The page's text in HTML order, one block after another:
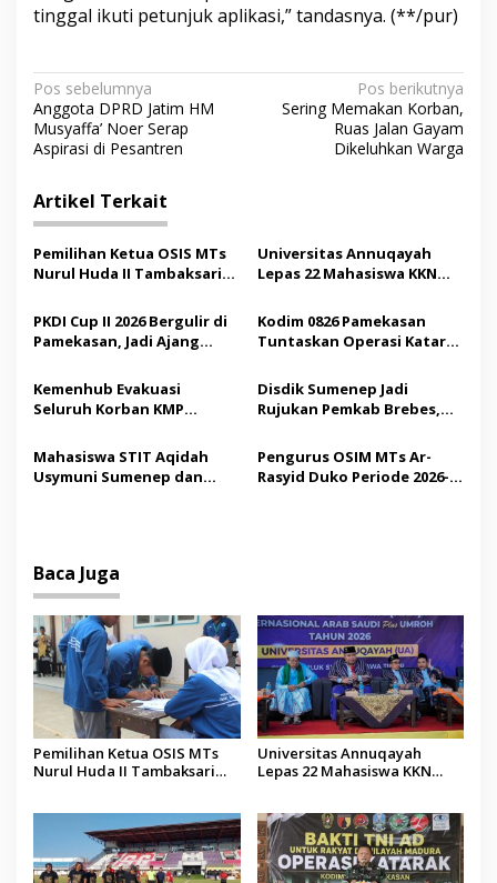
tinggal ikuti petunjuk aplikasi,” tandasnya. (**/pur)
N
a
v
i
g
a
s
i
p
o
s
Pos sebelumnya
Anggota DPRD Jatim HM
Musyaffa’ Noer Serap
Aspirasi di Pesantren
Pos berikutnya
Sering Memakan Korban,
Ruas Jalan Gayam
Dikeluhkan Warga
Artikel Terkait
Pemilihan Ketua OSIS MTs
Nurul Huda II Tambaksari
Demokrasi bagi Siswa
Universitas Annuqayah
Lepas 22 Mahasiswa KKN
Saudi
PKDI Cup II 2026 Bergulir di
Pamekasan, Jadi Ajang
Madura
Kodim 0826 Pamekasan
Tuntaskan Operasi Katarak
Tindakan Medis
Kemenhub Evakuasi
Seluruh Korban KMP
Operator Diaudit
Disdik Sumenep Jadi
Rujukan Pemkab Brebes,
Pendidikan Berbasis
Budaya
Mahasiswa STIT Aqidah
Usymuni Sumenep dan
Pengurus OSIM MTs Ar-
Rasyid Duko Periode 2026-
Baca Juga
Pemilihan Ketua OSIS MTs
Nurul Huda II Tambaksari
Universitas Annuqayah
Lepas 22 Mahasiswa KKN